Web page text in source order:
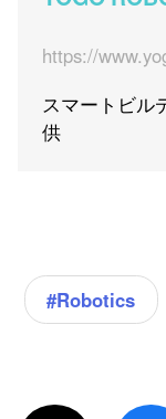
https://
スマートビル
供
#Robotics